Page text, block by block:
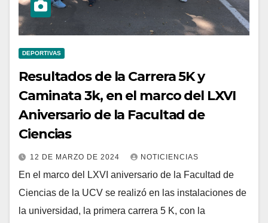
DEPORTIVAS
Resultados de la Carrera 5K y
Caminata 3k, en el marco del LXVI
Aniversario de la Facultad de
Ciencias
12 DE MARZO DE 2024 NOTICIENCIAS
En el marco del LXVI aniversario de la Facultad de
Ciencias de la UCV se realizó en las instalaciones de
la universidad, la primera carrera 5 K, con la